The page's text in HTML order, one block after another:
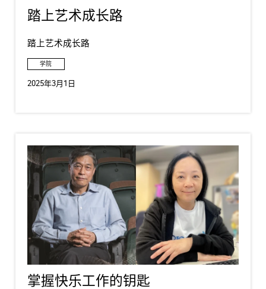
踏上艺术成长路
踏上艺术成长路
学院
2025年3月1日
掌握快乐工作的钥匙